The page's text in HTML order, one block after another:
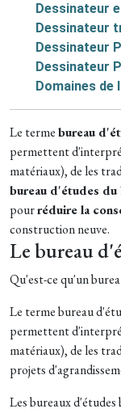
Dessinateur
Dessinateur
Dessinateur
Dessinateur
Domaines de
Le termebureau
permettent
matériaux), de les
bureau d'études du
pourréduire la
construction neuve.
Le bureau
Qu'est-ce qu'un
Le terme bureau
permettent
matériaux), de les
projets
Les bureaux